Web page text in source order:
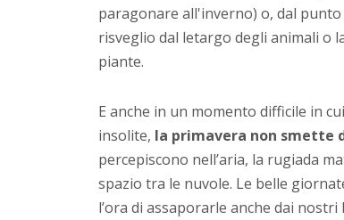
paragonare all'inverno) o, dal
risveglio dal letargo degli animali o
piante.
E anche in un momento difficile in
insolite, la primavera non smette
percepiscono nell’aria, la rugiada
spazio tra le nuvole. Le belle
l’ora di assaporarle anche dai